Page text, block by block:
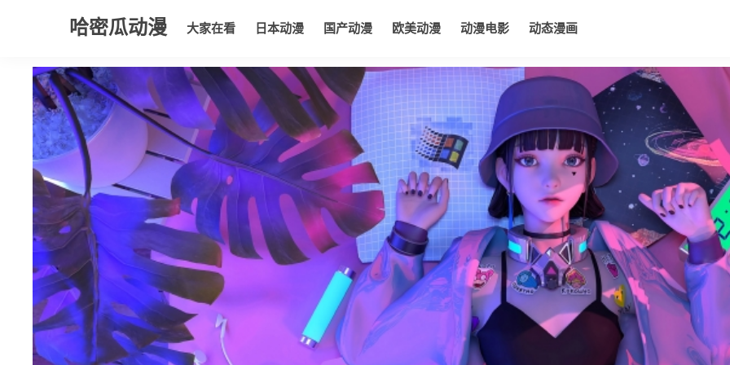
哈密瓜动漫 大家在看 日本动漫 国产动漫 欧美动漫 动漫电影 动态漫画
大家在看 日本动漫 国产动漫 欧美动漫 动漫电影 动态漫画